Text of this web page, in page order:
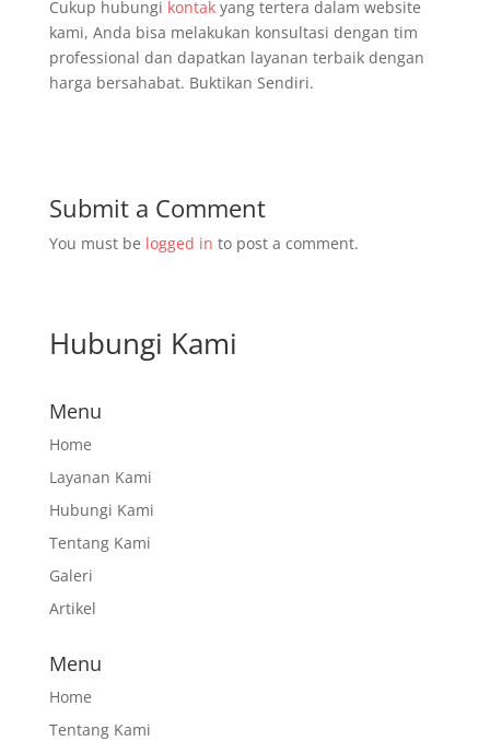
Cukup hubungi kontakyang tertera dalam website
kami, Anda bisa melakukan konsultasi dengan tim
professional dan dapatkan layanan terbaik dengan
harga bersahabat. Buktikan Sendiri.
Submit a Comment
You must be logged in to post a comment.
Hubungi Kami
Menu
Home
Layanan Kami
Hubungi Kami
Tentang Kami
Galeri
Artikel
Menu
Home
Tentang Kami